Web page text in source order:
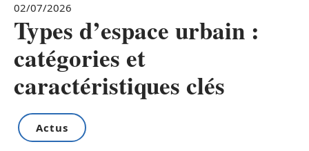
02/07/2026
Types d’espace urbain :
catégories et
caractéristiques clés
Actus